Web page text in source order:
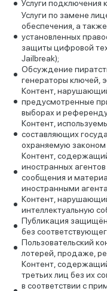
Услуги подключения
Услуги по замене
обеспечения, а
установленных
защиты цифровой
Jailbreak);
Обсуждение
генераторы ключей,
Контент,
предусмотренные
выборах и
Контент,
составляющих
охраняемую законом
Контент,
иностранных
сообщения и
иностранными
Контент,
интеллектуальную
Публикация
без
Пользовательский
лотерей, продаже,
Контент,
третьих лиц без их
в соответствии с